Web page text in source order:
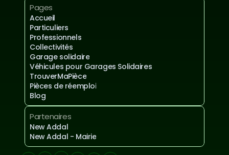
Pages
Accueil
Particuliers
Professionnels
Collectivités
Garage solidaire
Véhicules pour Garages Solidaires
TrouverMaPièce
Pièces de réemploi
Blog
Partenaires
New Addal
New Addal - Mairie
Mentions légales et confidentialités